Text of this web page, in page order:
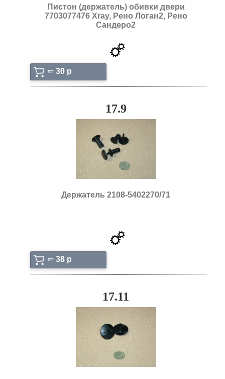
Пистон (держатель) обивки двери
7703077476 Xray, Рено Логан2, Рено
Сандеро2
⇐ 30 p
17.9
Держатель 2108-5402270/71
⇐ 38 p
17.11